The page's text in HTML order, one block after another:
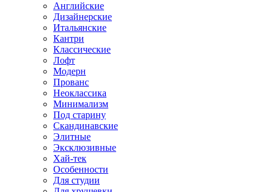
Английские
Дизайнерские
Итальянские
Кантри
Классические
Лофт
Модерн
Прованс
Неоклассика
Минимализм
Под старину
Скандинавские
Элитные
Эксклюзивные
Хай-тек
Особенности
Для студии